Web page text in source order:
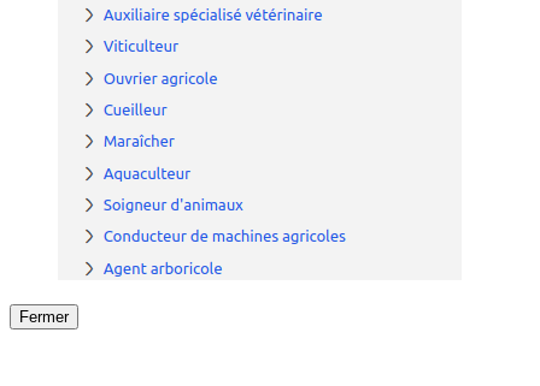
Fermer